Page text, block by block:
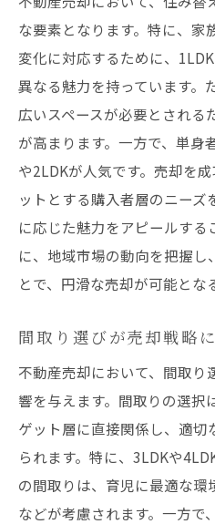
な要素となります。特に、家
変化に対応するために、
異なる魅力を持っています。
広いスペースが必要とされる
が高まります。一方で、単身
や2LDKが人気です。売却を
ットとする購入者層のニー
に応じた魅力をアピールする
に、地域市場の動向を把握し
とで、円滑な売却が可能とな
間取り選びが売却戦略
不動産売却において、間取
響を与えます。間取りの選択
ゲット層に直接関係し、適切
られます。特に、3LDKや
の間取りは、育児に最適な
などが考慮されます。一方で